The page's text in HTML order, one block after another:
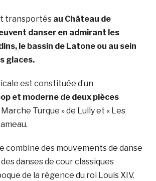
transportés au Château de
danser en admirant les
le bassin de Latone ou au sein
glaces.
est constituée d’un
et moderne de deux pièces
Marche Turque » de Lully et « Les
combine des mouvements de danse
danses de cour classiques
de la régence du roi Louis XIV.